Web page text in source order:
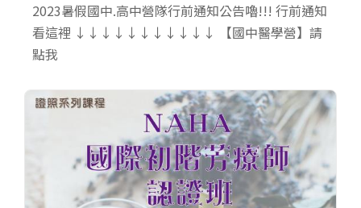
2023暑假國中.高中營隊行前通知公告嚕!!! 行前通知
看這裡 ↓↓↓↓↓↓↓↓↓↓↓ 【國中醫學營】請
點我